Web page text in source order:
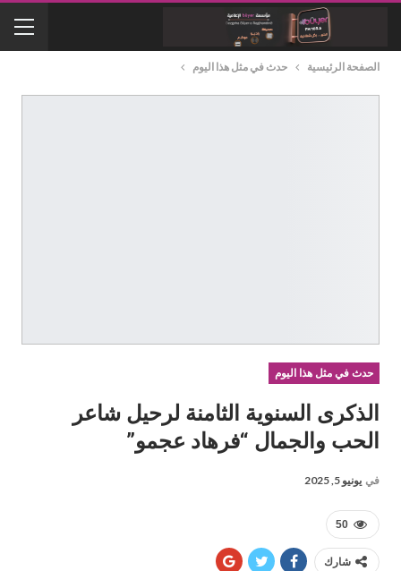
الصفحة الرئيسية حدث في مثل هذا اليوم
حدث في مثل هذا اليوم
الذكرى السنوية الثامنة لرحيل شاعر
الحب والجمال “فرهاد عجمو”
في يونيو 5, 2025
50
شارك